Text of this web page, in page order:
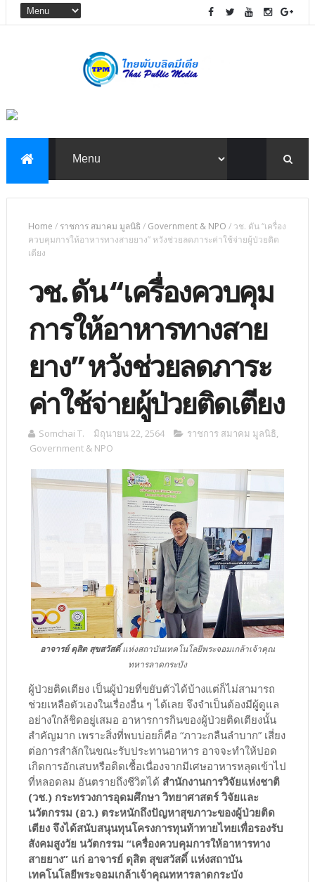
Home / ราชการ สมาคม มูลนิธิ / Government & NPO / วช. ดัน “เครื่อง
ควบคุมการให้อาหารทางสายยาง” หวังช่วยลดภาระค่าใช้จ่ายผู้ป่วยติด
เตียง
วช. ดัน “เครื่องควบคุม
การให้อาหารทางสาย
ยาง” หวังช่วยลดภาระ
ค่าใช้จ่ายผู้ป่วยติดเตียง
Somchai T. มิถุนายน 22, 2564 ราชการ สมาคม มูลนิธิ,
Government & NPO
อาจารย์ ดุสิต สุขสวัสดิ์แห่งสถาบันเทคโนโลยีพระจอมเกล้าเจ้าคุณ
ทหารลาดกระบัง
ผู้ป่วยติดเตียง เป็นผู้ป่วยที่ขยับตัวได้บ้างแต่ก็ไม่สามารถ
ช่วยเหลือตัวเองในเรื่องอื่น ๆ ได้เลย จึงจำเป็นต้องมีผู้ดูแล
อย่างใกล้ชิดอยู่เสมอ อาหารการกินของผู้ป่วยติดเตียงนั้น
สำคัญมาก เพราะสิ่งที่พบบ่อยก็คือ “ภาวะกลืนลำบาก” เสี่ยง
ต่อการสำลักในขณะรับประทานอาหาร อาจจะทำให้ปอด
เกิดการอักเสบหรือติดเชื้อเนื่องจากมีเศษอาหารหลุดเข้าไป
ที่หลอดลม อันตรายถึงชีวิตได้ สำนักงานการวิจัยแห่งชาติ
(วช.) กระทรวงการอุดมศึกษา วิทยาศาสตร์ วิจัยและ
นวัตกรรม (อว.) ตระหนักถึงปัญหาสุขภาวะของผู้ป่วยติด
เตียง จึงได้สนับสนุนทุนโครงการทุนท้าทายไทยเพื่อรองรับ
สังคมสูงวัย นวัตกรรม “เครื่องควบคุมการให้อาหารทาง
สายยาง” แก่ อาจารย์ ดุสิต สุขสวัสดิ์ แห่งสถาบัน
เทคโนโลยีพระจอมเกล้าเจ้าคุณทหารลาดกระบัง